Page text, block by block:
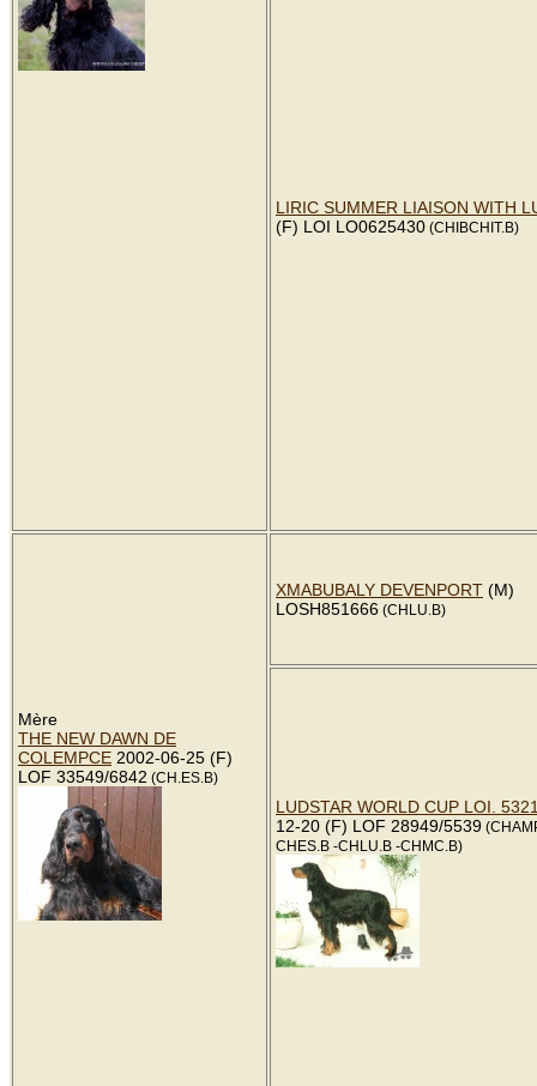
LIRIC SUMMER LIAISON WITH
(F) LOI LO0625430 (CHIBCHIT.B)
Mère
THE NEW DAWN DE
COLEMPCE 2002-06-25 (F)
LOF 33549/6842 (CH.ES.B)
XMABUBALY DEVENPORT (M)
LOSH851666 (CHLU.B)
LUDSTAR WORLD CUP LOI.
12-20 (F) LOF 28949/5539
CHES.B -CHLU.B -CHMC.B)